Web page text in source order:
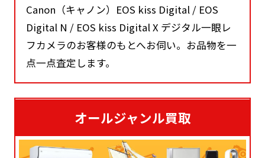
Canon（キャノン）EOS kiss Digital / EOS
Digital N / EOS kiss Digital X デジタル一眼レ
フカメラのお客様のもとへお伺い。お品物を一
点一点査定します。
オールジャンル買取